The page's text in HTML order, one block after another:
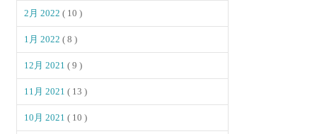
2月 2022( 10 )
1月 2022( 8 )
12月 2021( 9 )
11月 2021( 13 )
10月 2021( 10 )